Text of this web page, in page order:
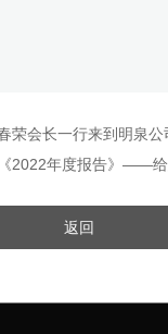
2022年度报告》——给
返回